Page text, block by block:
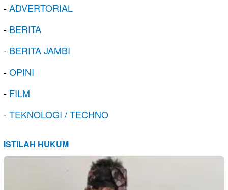
-ADVERTORIAL
- BERITA
- BERITA JAMBI
-OPINI
- FILM
-TEKNOLOGI / TECHNO
ISTILAH HUKUM